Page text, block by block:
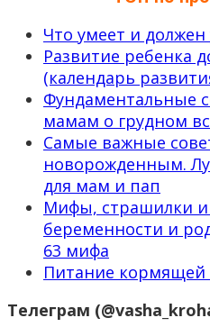
Что умеет и
Развитие ребенка
(календарь
Фундаментальные
мамам о грудном
Самые важные
новорожденным.
для мам и пап
Мифы, страшилки и
беременности и
63 мифа
Питание кормящей
Телеграм